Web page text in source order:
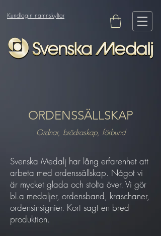
Kundlogin namnskyltar
ORDENSSÄLLSKAP
Ordnar, brödraskap, förbund
Svenska Medalj har lång erfarenhet att
arbeta med ordenssällskap. Något vi
är mycket glada och stolta över. Vi gör
bl.a medaljer, ordensband, kraschaner,
ordensinsignier. Kort sagt en bred
produktion.